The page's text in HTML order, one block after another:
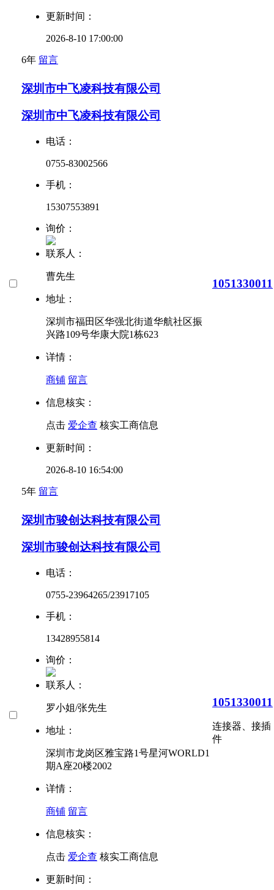
更新时间：
2026-8-10 17:00:00
6年 留言
深圳市中飞凌科技有限公司
深圳市中飞凌科技有限公司
电话：
0755-83002566
手机：
15307553891
询价：
联系人：
曹先生
地址：
深圳市福田区华强北街道华航社区振
兴路109号华康大院1栋623
详情：
商铺 留言
信息核实：
点击 爱企查 核实工商信息
更新时间：
2026-8-10 16:54:00
5年 留言
1051330011
深圳市骏创达科技有限公司
深圳市骏创达科技有限公司
电话：
0755-23964265/23917105
手机：
13428955814
询价：
联系人：
罗小姐/张先生
地址：
深圳市龙岗区雅宝路1号星河WORLD1
期A座20楼2002
详情：
商铺 留言
信息核实：
点击 爱企查 核实工商信息
更新时间：
1051330011
连接器、接插
件